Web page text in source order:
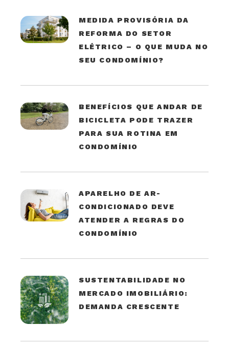
MEDIDA PROVISÓRIA DA
REFORMA DO SETOR
ELÉTRICO – O QUE MUDA NO
SEU CONDOMÍNIO?
BENEFÍCIOS QUE ANDAR DE
BICICLETA PODE TRAZER
PARA SUA ROTINA EM
CONDOMÍNIO
APARELHO DE AR-
CONDICIONADO DEVE
ATENDER A REGRAS DO
CONDOMÍNIO
SUSTENTABILIDADE NO
MERCADO IMOBILIÁRIO:
DEMANDA CRESCENTE